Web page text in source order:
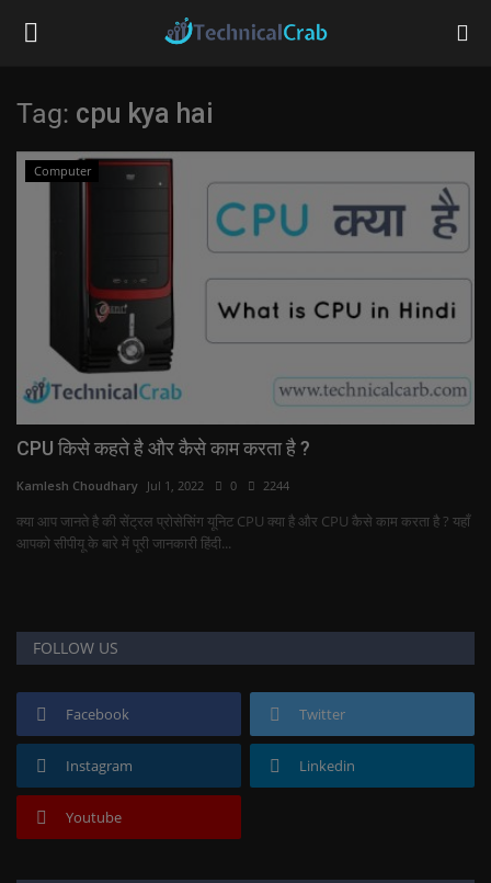
Home
Tips & Tricks
Social Media
Questions
Tag: cpu kya hai
Computer
CPU किसे कहते है और कैसे काम करता है ?
Kamlesh Choudhary Jul 1, 2022 0 2244
क्या आप जानते है की सेंट्रल प्रोसेसिंग यूनिट CPU क्या है और CPU कैसे काम करता है ? यहाँ
आपको सीपीयू के बारे में पूरी जानकारी हिंदी...
FOLLOW US
Facebook Twitter
Instagram Linkedin
Youtube